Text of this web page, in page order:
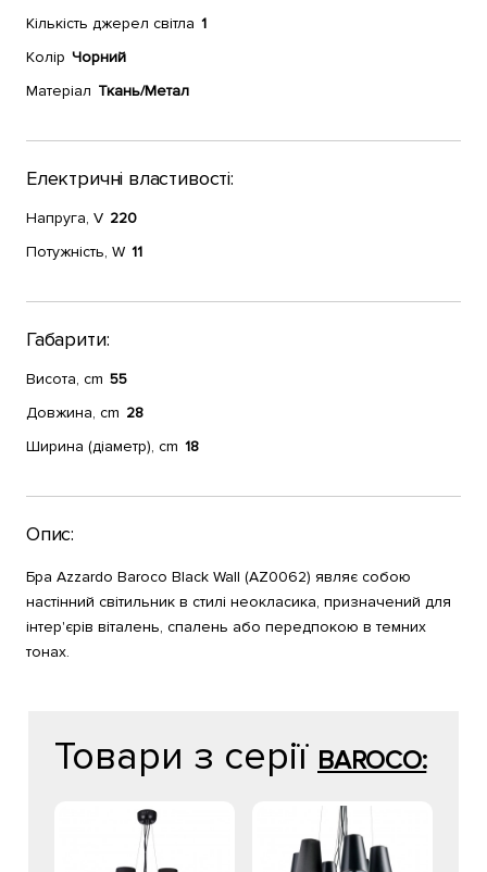
Кількість джерел світла 1
Колір Чорний
Матеріал Ткань/Метал
Електричні властивості:
Напруга, V 220
Потужність, W 11
Габарити:
Висота, cm 55
Довжина, cm 28
Ширина (діаметр), cm 18
Опис:
Бра Azzardo Baroco Black Wall (AZ0062) являє собою
настінний світильник в стилі неокласика, призначений для
інтер'єрів віталень, спалень або передпокою в темних
тонах.
Товари з серії BAROCO: